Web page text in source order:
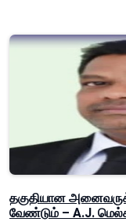
தகுதியான
வேண்டும் – A.J.